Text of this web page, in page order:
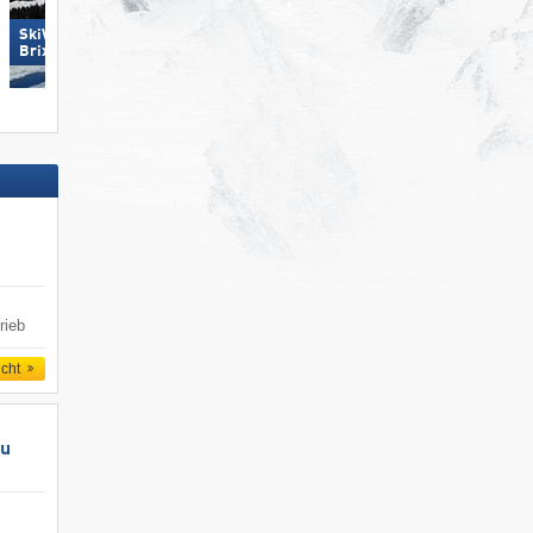
SkiWelt Wilder Kaiser-
Brixental
SkiWelt Wilder Kaiser-